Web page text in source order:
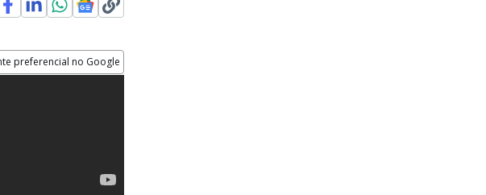
preferencial no Google